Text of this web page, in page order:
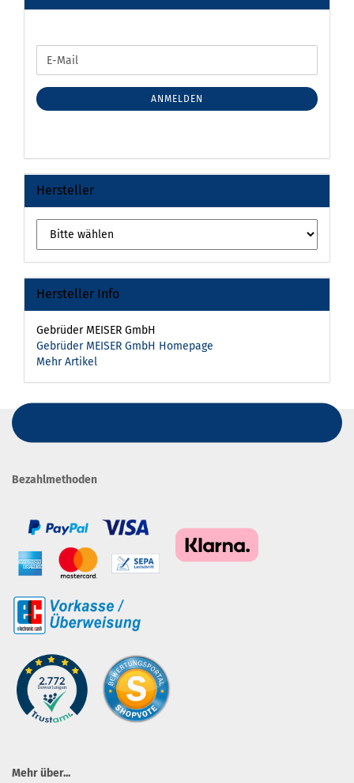
ZUR
ANMELDUNG
E-
Mail
ANMELDEN
Hersteller
Hersteller Info
Gebrüder MEISER GmbH
Gebrüder MEISER GmbH Homepage
Mehr Artikel
Bezahlmethoden
Mehr über...